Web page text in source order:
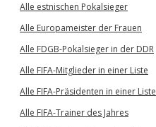
Alle estnischen Pokalsieger
Alle Europameister der Frauen
Alle FDGB-Pokalsieger in der DDR
Alle FIFA-Mitglieder in einer Liste
Alle FIFA-Präsidenten in einer Liste
Alle FIFA-Trainer des Jahres